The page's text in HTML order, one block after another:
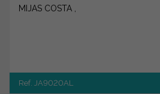
MIJAS COSTA ,
Ref. JA9020AL